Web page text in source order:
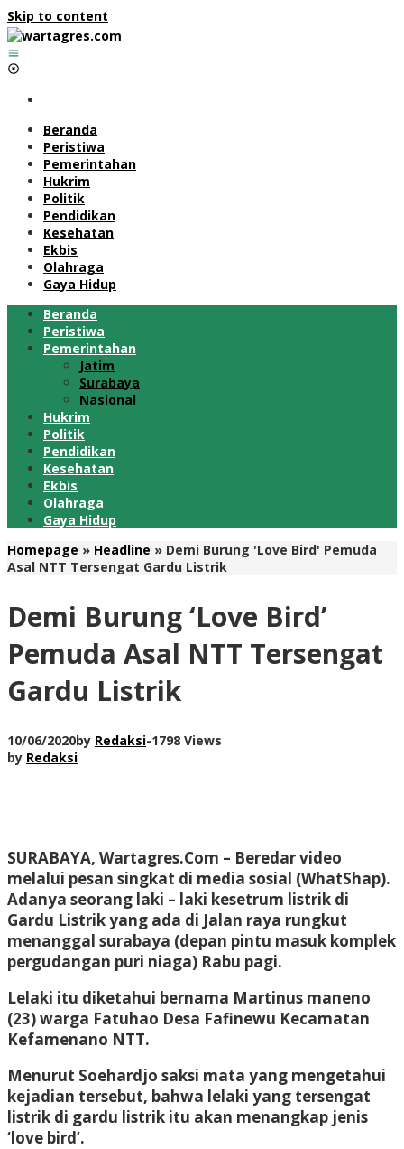
Skip to content
Beranda
Peristiwa
Pemerintahan
Hukrim
Politik
Pendidikan
Kesehatan
Ekbis
Olahraga
Gaya Hidup
Beranda
Peristiwa
Pemerintahan
Jatim
Surabaya
Nasional
Hukrim
Politik
Pendidikan
Kesehatan
Ekbis
Olahraga
Gaya Hidup
Homepage » Headline » Demi Burung 'Love Bird' Pemuda
Asal NTT Tersengat Gardu Listrik
Demi Burung ‘Love Bird’
Pemuda Asal NTT Tersengat
Gardu Listrik
10/06/2020by Redaksi-1798 Views
by Redaksi
SURABAYA, Wartagres.Com – Beredar video
melalui pesan singkat di media sosial (WhatShap).
Adanya seorang laki – laki kesetrum listrik di
Gardu Listrik yang ada di Jalan raya rungkut
menanggal surabaya (depan pintu masuk komplek
pergudangan puri niaga) Rabu pagi.
Lelaki itu diketahui bernama Martinus maneno
(23) warga Fatuhao Desa Fafinewu Kecamatan
Kefamenano NTT.
Menurut Soehardjo saksi mata yang mengetahui
kejadian tersebut, bahwa lelaki yang tersengat
listrik di gardu listrik itu akan menangkap jenis
‘love bird’.